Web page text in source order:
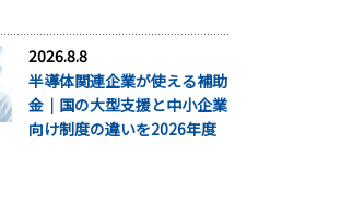
2026.8.8
半導体関連企業が使える補助
金｜国の大型支援と中小企業
向け制度の違いを2026年度